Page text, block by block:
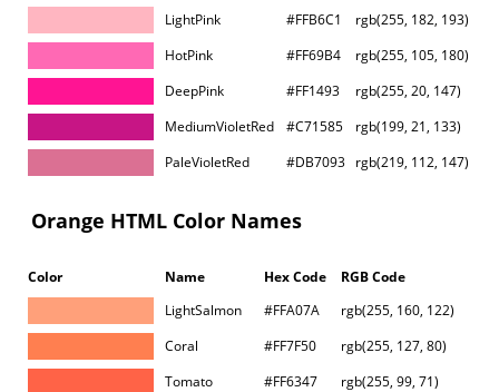
LightPink
#FFB6C1
rgb(255, 182, 193)
HotPink
#FF69B4
rgb(255, 105, 180)
DeepPink
#FF1493
rgb(255, 20, 147)
MediumVioletRed
#C71585
rgb(199, 21, 133)
PaleVioletRed
#DB7093 rgb(219, 112, 147)
Orange HTML Color Names
Color Name Hex Code
RGB Code
LightSalmon
#FFA07A
rgb(255, 160, 122)
Coral
#FF7F50
rgb(255, 127, 80)
Tomato
#FF6347
rgb(255, 99, 71)